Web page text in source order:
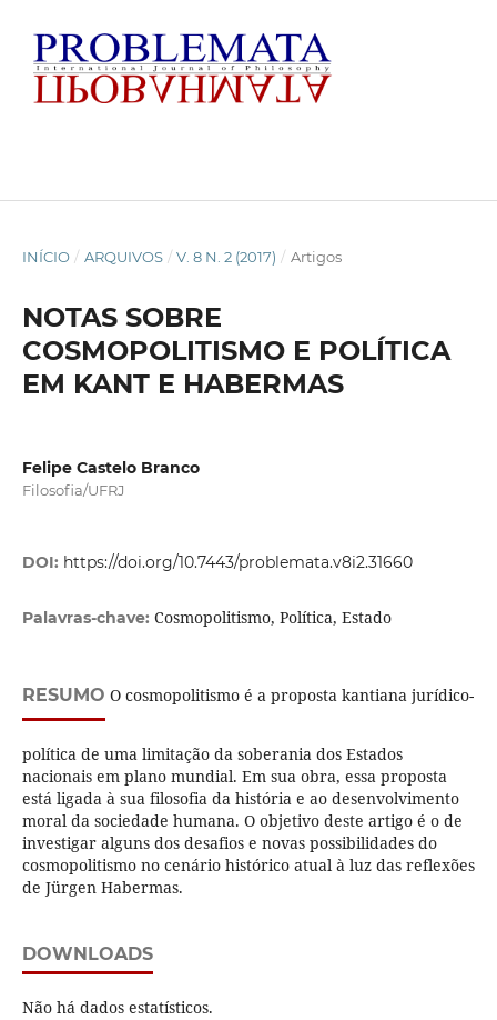
INÍCIO / ARQUIVOS / V. 8 N. 2 (2017) / Artigos
NOTAS SOBRE
COSMOPOLITISMO E POLÍTICA
EM KANT E HABERMAS
Felipe Castelo Branco
Filosofia/UFRJ
DOI: https://doi.org/10.7443/problemata.v8i2.31660
Palavras-chave: Cosmopolitismo, Política, Estado
RESUMO O cosmopolitismo é a proposta kantiana jurídico-
política de uma limitação da soberania dos Estados
nacionais em plano mundial. Em sua obra, essa proposta
está ligada à sua filosofia da história e ao desenvolvimento
moral da sociedade humana. O objetivo deste artigo é o de
investigar alguns dos desafios e novas possibilidades do
cosmopolitismo no cenário histórico atual à luz das reflexões
de Jürgen Habermas.
DOWNLOADS
Não há dados estatísticos.